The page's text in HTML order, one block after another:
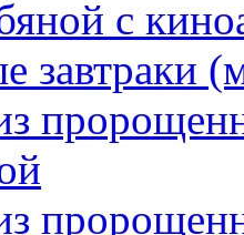
с
завтраки